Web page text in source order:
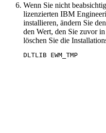
Wenn Sie nicht
lizenzierten IBM
installieren, ändern Sie
den Wert, den Sie zuvor
löschen Sie die
DLTLIB EWM_TMP